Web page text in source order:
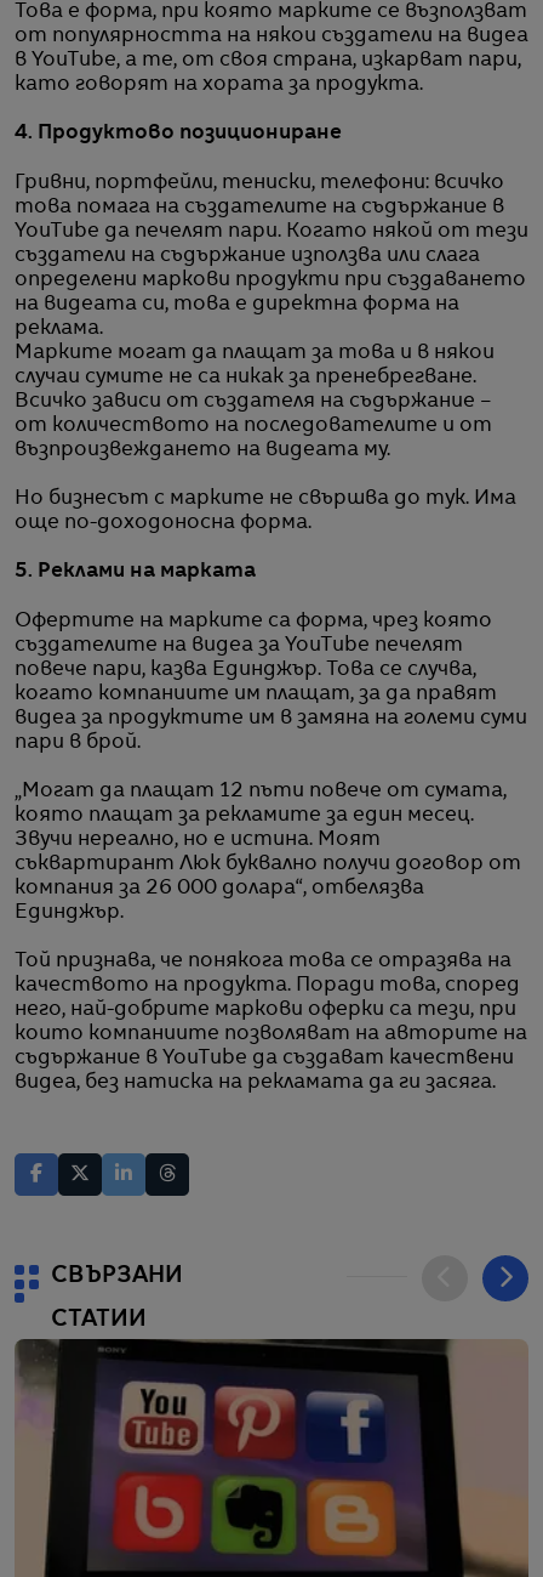
Това е форма, при която марките се възползват
от популярността на някои създатели на видеа
в YouTube, а те, от своя страна, изкарват пари,
като говорят на хората за продукта.
4. Продуктово позициониране
Гривни, портфейли, тениски, телефони: всичко
това помага на създателите на съдържание в
YouTube да печелят пари. Когато някой от тези
създатели на съдържание използва или слага
определени маркови продукти при създаването
на видеата си, това е директна форма на
реклама.
Марките могат да плащат за това и в някои
случаи сумите не са никак за пренебрегване.
Всичко зависи от създателя на съдържание –
от количеството на последователите и от
възпроизвеждането на видеата му.
Но бизнесът с марките не свършва до тук. Има
още по-доходоносна форма.
5. Реклами на марката
Офертите на марките са форма, чрез която
създателите на видеа за YouTube печелят
повече пари, казва Единджър. Това се случва,
когато компаниите им плащат, за да правят
видеа за продуктите им в замяна на големи суми
пари в брой.
„Могат да плащат 12 пъти повече от сумата,
която плащат за рекламите за един месец.
Звучи нереално, но е истина. Моят
съквартирант Люк буквално получи договор от
компания за 26 000 долара“, отбелязва
Единджър.
Той признава, че понякога това се отразява на
качеството на продукта. Поради това, според
него, най-добрите маркови оферки са тези, при
които компаниите позволяват на авторите на
съдържание в YouTube да създават качествени
видеа, без натиска на рекламата да ги засяга.
СВЪРЗАНИ
СТАТИИ